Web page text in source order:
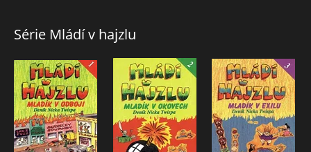
Série Mládí v hajzlu